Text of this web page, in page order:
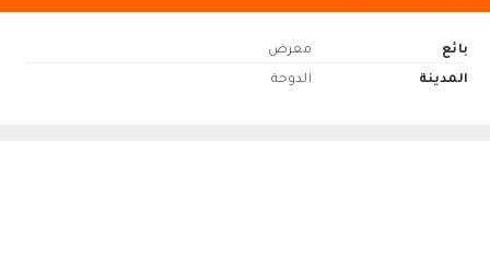
بائع
معرض
المدينة
الدوحة